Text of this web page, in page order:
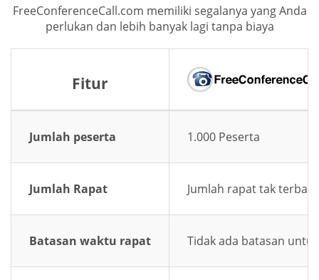
FreeConferenceCall.com memiliki segalanya yang Anda
perlukan dan lebih banyak lagi tanpa biaya
Fitur
Jumlah peserta 1.000 Peserta
Jumlah Rapat Jumlah rapat tak
Batasan waktu rapat Tidak ada batasan